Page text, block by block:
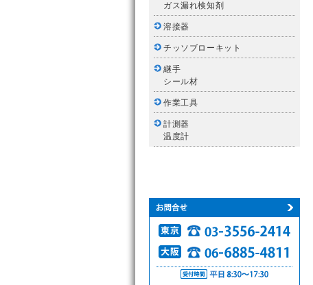
ガス漏れ検知剤
溶接器
チッソブローキット
継手
シール材
作業工具
計測器
温度計